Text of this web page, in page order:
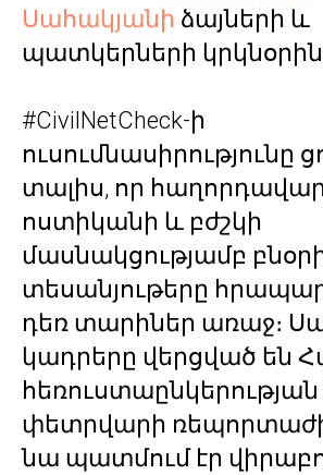
Սահակյանի ձայների և
պատկերների
#CivilNetCheck-ի
ուսումնասիրությունը
տալիս, որ
ոստիկանի և բժշկի
մասնակցությամբ
տեսանյութերը
դեռ տարիներ առաջ։
կադրերը վերցված են
հեռուստաընկերության
փետրվարի
նա պատմում էր